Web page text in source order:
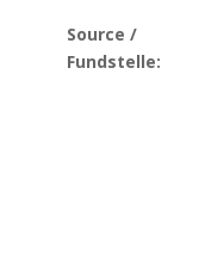
Source /
Fundstelle: